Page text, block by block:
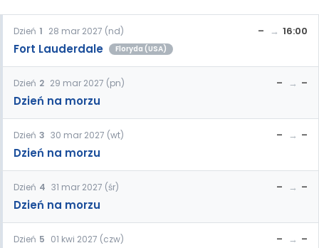
Dzień 1 28 mar 2027 (nd)
Fort Lauderdale Floryda (USA)
– 16:00
Dzień 2 29 mar 2027 (pn)
Dzień na morzu
– –
Dzień 3 30 mar 2027 (wt)
Dzień na morzu
– –
Dzień 4 31 mar 2027 (śr)
Dzień na morzu
– –
Dzień 5 01 kwi 2027 (czw) – –